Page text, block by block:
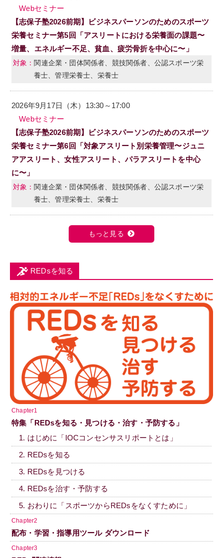
Webセミナー
【志保子塾2026前期】ビジネスパーソンのためのスポーツ
栄養セミナー第5回「アスリートにおける栄養面の課題〜
増量、エネルギー不足、貧血、疲労骨折を中心に〜」
関連企業・団体関係者、競技関係者、公認スポーツ栄
養士、管理栄養士、栄養士
2026年9月17日（木）13:30～17:00
Webセミナー
【志保子塾2026前期】ビジネスパーソンのためのスポーツ
栄養セミナー第6回「対象アスリート別栄養管理〜ジュニ
アアスリート、女性アスリート、パラアスリートを中心
に〜」
関連企業・団体関係者、競技関係者、公認スポーツ栄
養士、管理栄養士、栄養士
もっと見る
REDsを知る
Chapter1
特集「REDsを知る・見つける・治す・予防する」
1. はじめに「IOCコンセンサスリポートとは」
2. REDsを知る
3. REDsを見つける
4. REDsを治す・予防する
5. おわりに「スポーツからREDsをなくすために」
Chapter2
配布・学習・指導用ツール ダウンロード
Chapter3